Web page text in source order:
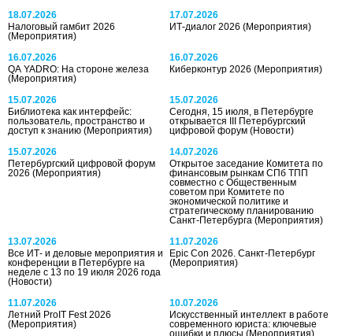
18.07.2026
Налоговый гамбит 2026
(Мероприятия)
17.07.2026
ИТ-диалог 2026(Мероприятия)
16.07.2026
QA YADRO: На стороне железа
(Мероприятия)
16.07.2026
Киберконтур 2026(Мероприятия)
15.07.2026
Библиотека как интерфейс:
пользователь, пространство и
доступ к знанию (Мероприятия)
15.07.2026
Сегодня, 15 июля, в Петербурге
открывается III Петербургский
цифровой форум(Новости)
15.07.2026
Петербургский цифровой форум
2026 (Мероприятия)
14.07.2026
Открытое заседание Комитета по
финансовым рынкам СПб ТПП
совместно с Общественным
советом при Комитете по
экономической политике и
стратегическому планированию
Санкт-Петербурга(Мероприятия)
13.07.2026
Все ИТ- и деловые мероприятия и
конференции в Петербурге на
неделе с 13 по 19 июля 2026 года
(Новости)
11.07.2026
Epic Con 2026. Санкт-Петербург
(Мероприятия)
11.07.2026
Летний ProIT Fest 2026
(Мероприятия)
10.07.2026
Искусственный интеллект в работе
современного юриста: ключевые
ошибки и плюсы(Мероприятия)